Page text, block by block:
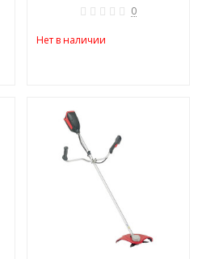
0
Нет в наличии